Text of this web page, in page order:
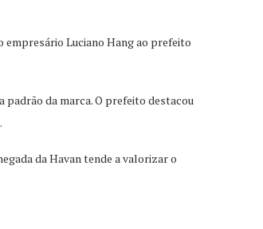
empresário Luciano Hang ao prefeito
da marca. O prefeito destacou
da Havan tende a valorizar o